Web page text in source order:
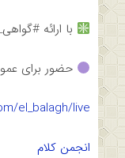
با ارائه
حضور برای
el_balagh/live
انجمن کلام